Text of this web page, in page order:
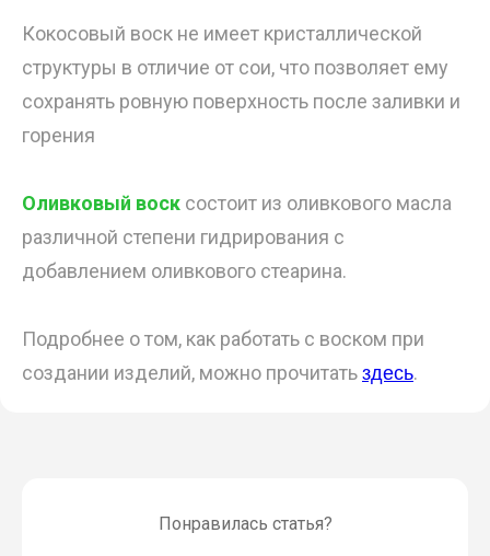
Кокосовый воск не имеет кристаллической
структуры в отличие от сои, что позволяет ему
сохранять ровную поверхность после заливки и
горения
Оливковый воск состоит из оливкового масла
различной степени гидрирования с
добавлением оливкового стеарина.
Подробнее о том, как работать с воском при
создании изделий, можно прочитать здесь.
Понравилась статья?